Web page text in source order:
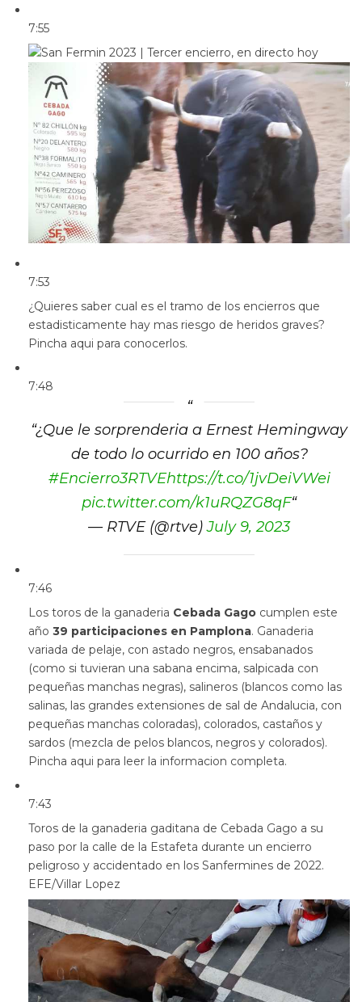
7:55
7:53
¿Quieres saber cual es el tramo de los encierros que
estadisticamente hay mas riesgo de heridos graves?
Pincha aqui para conocerlos.
7:48
“¿Que le sorprenderia a Ernest Hemingway
de todo lo ocurrido en 100 años?
#Encierro3RTVEhttps://t.co/1jvDeiVWei
pic.twitter.com/k1uRQZG8qF“
— RTVE (@rtve)July 9, 2023
7:46
Los toros de la ganaderia Cebada Gago cumplen este
año 39 participaciones en Pamplona. Ganaderia
variada de pelaje, con astado negros, ensabanados
(como si tuvieran una sabana encima, salpicada con
pequeñas manchas negras), salineros (blancos como las
salinas, las grandes extensiones de sal de Andalucia, con
pequeñas manchas coloradas), colorados, castaños y
sardos (mezcla de pelos blancos, negros y colorados).
Pincha aqui para leer la informacion completa.
7:43
Toros de la ganaderia gaditana de Cebada Gago a su
paso por la calle de la Estafeta durante un encierro
peligroso y accidentado en los Sanfermines de 2022.
EFE/Villar Lopez